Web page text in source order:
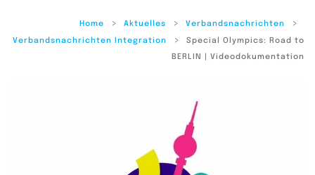
Home Aktuelles
Verbandsnachrichten
Verbandsnachrichten Integration
Special Olympics: Road to
BERLIN | Videodokumentation